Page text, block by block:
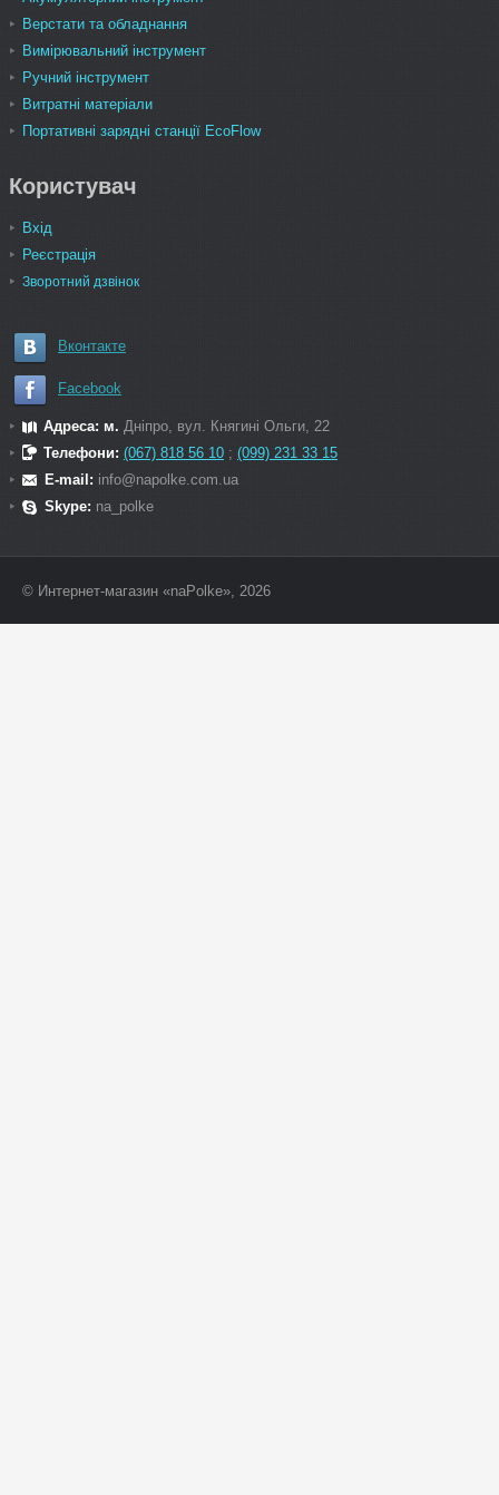
Верстати та обладнання
Вимірювальний інструмент
Ручний інструмент
Витратні матеріали
Портативні зарядні станції EcoFlow
Користувач
Вхід
Реєстрація
Зворотний дзвінок
Вконтакте
Facebook
Адреса: м. Дніпро, вул. Княгині Ольги, 22
Телефони: (067) 818 56 10 ; (099) 231 33 15
E-mail: info@napolke.com.ua
Skype: na_polke
© Интернет-магазин «naPolke», 2026